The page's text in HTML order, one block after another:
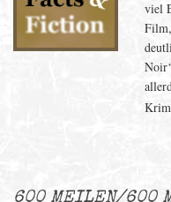
viel
600 MEILEN/600